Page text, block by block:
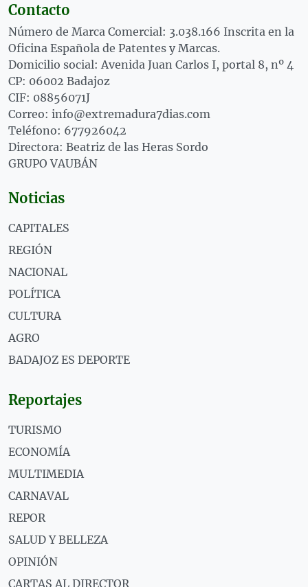
Contacto
Número de Marca Comercial: 3.038.166 Inscrita en la
Oficina Española de Patentes y Marcas.
Domicilio social: Avenida Juan Carlos I, portal 8, nº 4
CP: 06002 Badajoz
CIF: 08856071J
Correo: info@extremadura7dias.com
Teléfono: 677926042
Directora: Beatriz de las Heras Sordo
GRUPO VAUBÁN
Noticias
CAPITALES
REGIÓN
NACIONAL
POLÍTICA
CULTURA
AGRO
BADAJOZ ES DEPORTE
Reportajes
TURISMO
ECONOMÍA
MULTIMEDIA
CARNAVAL
REPOR
SALUD Y BELLEZA
OPINIÓN
CARTAS AL DIRECTOR